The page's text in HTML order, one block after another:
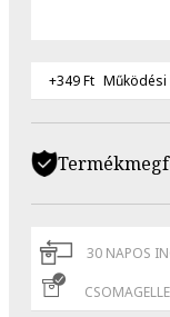
+349 Ft
30 NAPOS